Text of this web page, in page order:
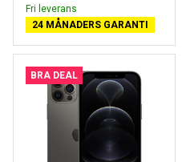
Fri leverans
24 MÅNADERS GARANTI
BRA DEAL